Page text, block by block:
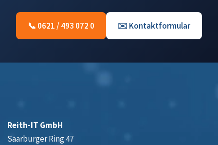
📞 0621 / 493 072 0 ✉️ Kontaktformular
Reith-IT GmbH
Saarburger Ring 47